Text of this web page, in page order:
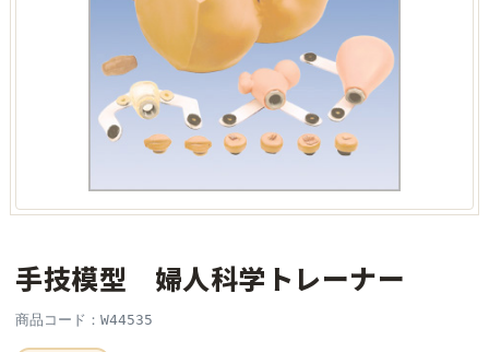
手技模型 婦人科学トレーナー
商品コード：W44535